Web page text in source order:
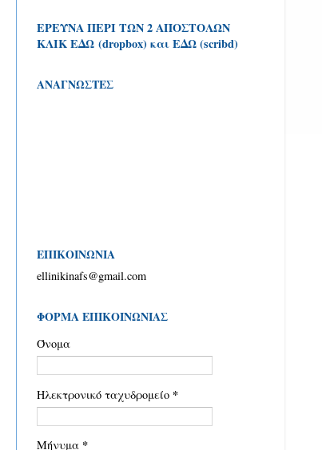
ΕΡΕΥΝΑ ΠΕΡΙ ΤΩΝ 2 ΑΠΟΣΤΟΛΩΝ
ΚΛΙΚΕΔΩ (dropbox) καιΕΔΩ (scribd)
ΑΝΑΓΝΩΣΤΕΣ
ΕΠΙΚΟΙΝΩΝΙΑ
ellinikinafs@gmail.com
ΦΟΡΜΑ ΕΠΙΚΟΙΝΩΝΙΑΣ
Όνομα
Ηλεκτρονικό ταχυδρομείο *
Μήνυμα *